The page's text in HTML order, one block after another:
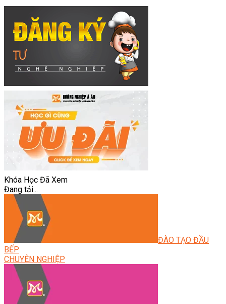
Khóa Học Đã Xem
Đang tải...
ĐÀO TẠO ĐẦU
BẾP
CHUYÊN NGHIỆP